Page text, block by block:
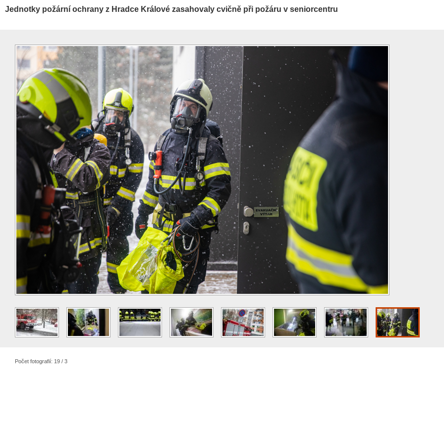
Jednotky požární ochrany z Hradce Králové zasahovaly cvičně při požáru v seniorcentru
Počet fotografií: 19 / 3